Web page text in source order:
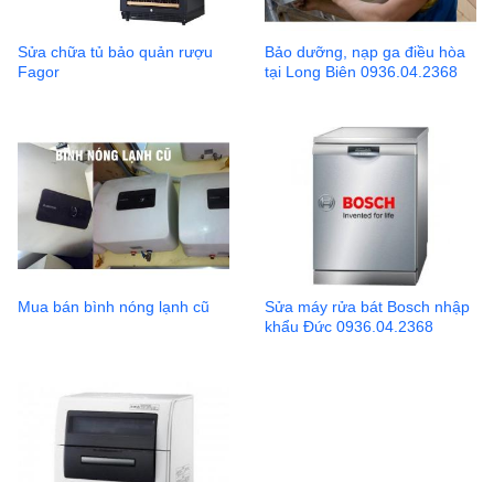
Sửa chữa tủ bảo quản rượu
Fagor
Bảo dưỡng, nạp ga điều hòa
tại Long Biên 0936.04.2368
Mua bán bình nóng lạnh cũ
Sửa máy rửa bát Bosch nhập
khẩu Đức 0936.04.2368